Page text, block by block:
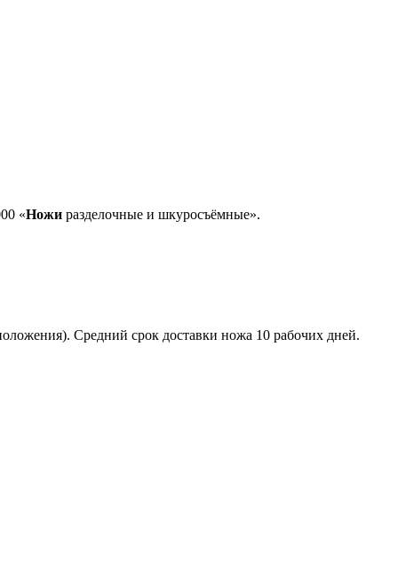
«Ножи разделочные и шкуросъёмные».
Средний срок доставки ножа 10 рабочих дней.